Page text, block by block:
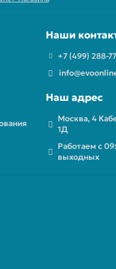
Наши
+7 (499) 288-
Наш адрес
Москва, 4
1Д
Работаем с
выходных